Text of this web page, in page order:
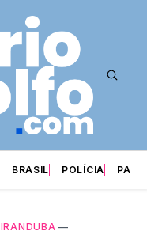
BRASIL POLÍCIA
IRANDUBA —